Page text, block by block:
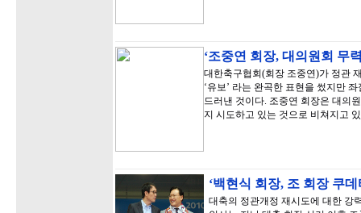
‘조중연 회장, 대의원회 무
대한축구협회(회장 조중연)가 정관
‘유보’ 라는 완곡한 표현을 썼지만
드러낸 것이다. 조중연 회장은 대의
지 시도하고 있는 것으로 비쳐지고
‘백현식 회장, 조 회장 쿠
대축의 정관개정 재시도에 대한 강